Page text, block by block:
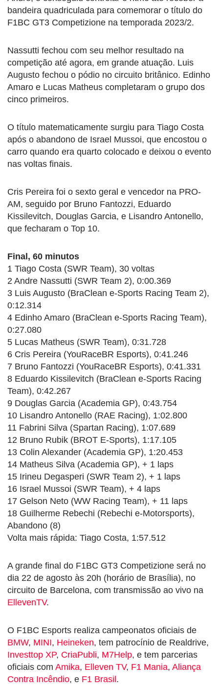
bandeira quadriculada para comemorar o título do
F1BC GT3 Competizione na temporada 2023/2.
Nassutti fechou com seu melhor resultado na
competição até agora, em grande atuação. Luis
Augusto fechou o pódio no circuito britânico. Edinho
Amaro e Lucas Matheus completaram o grupo dos
cinco primeiros.
O título matematicamente surgiu para Tiago Costa
após o abandono de Israel Mussoi, que encostou o
carro quando era quarto colocado e deixou o evento
nas voltas finais.
Cris Pereira foi o sexto geral e vencedor na PRO-
AM, seguido por Bruno Fantozzi, Eduardo
Kissilevitch, Douglas Garcia, e Lisandro Antonello,
que fecharam o Top 10.
Final, 60 minutos
1 Tiago Costa (SWR Team), 30 voltas
2 Andre Nassutti (SWR Team 2), 0:00.369
3 Luis Augusto (BraClean e-Sports Racing Team 2),
0:12.314
4 Edinho Amaro (BraClean e-Sports Racing Team),
0:27.080
5 Lucas Matheus (SWR Team), 0:31.728
6 Cris Pereira (YouRaceBR Esports), 0:41.246
7 Bruno Fantozzi (YouRaceBR Esports), 0:41.331
8 Eduardo Kissilevitch (BraClean e-Sports Racing
Team), 0:42.267
9 Douglas Garcia (Academia GP), 0:43.754
10 Lisandro Antonello (RAE Racing), 1:02.800
11 Fabrini Silva (Spartan Racing), 1:07.689
12 Bruno Rubik (BROT E-Sports), 1:17.105
13 Colin Alexander (Academia GP), 1:20.453
14 Matheus Silva (Academia GP), + 1 laps
15 Irineu Degasperi (SWR Team 2), + 1 laps
16 Israel Mussoi (SWR Team), + 4 laps
17 Gelson Neto (WW Racing Team), + 11 laps
18 Guilherme Rebechi (Rebechi e-Motorsports),
Abandono (8)
Volta mais rápida: Tiago Costa, 1:57.512
A grande final do F1BC GT3 Competizione será no
dia 22 de agosto às 20h (horário de Brasília), no
circuito de Barcelona, com transmissão ao vivo na
EllevenTV.
O F1BC Esports realiza campeonatos oficiais de
BMW, MINI, Heineken, tem patrocínio de Realdrive,
Investtop XP, CriaPubli, M7Help, e tem parcerias
oficiais com Amika, Elleven TV, F1 Mania, Aliança
Contra Incêndio, e F1 Brasil.